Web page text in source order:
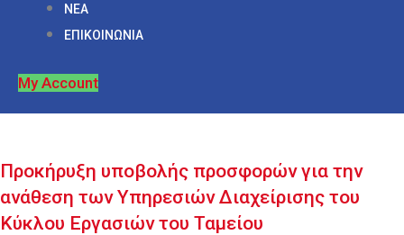
ΝΕΑ
ΕΠΙΚΟΙΝΩΝΙΑ
My Account
Προκήρυξη υποβολής προσφορών για την
ανάθεση των Υπηρεσιών Διαχείρισης του
Κύκλου Εργασιών του Ταμείου